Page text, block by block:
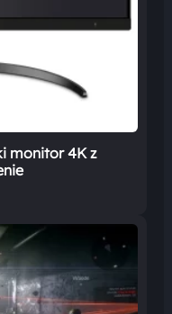
monitor 4K z